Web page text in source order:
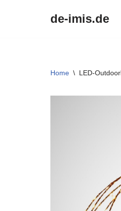
de-imis.de
Home \ LED-